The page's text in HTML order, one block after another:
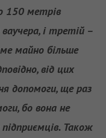
150 метрів
і третій –
майно більше
від цих
допомоги, ще раз
бо вона не
Також